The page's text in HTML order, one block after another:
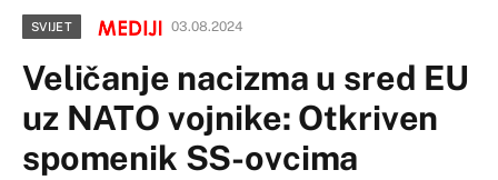
SVIJET 03.08.2024
Veličanje nacizma u sred EU
uz NATO vojnike: Otkriven
spomenik SS-ovcima